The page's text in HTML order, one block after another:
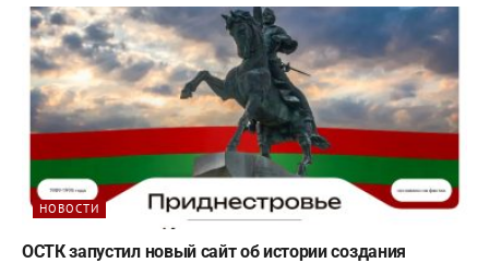
НОВОСТИ
ОСТК запустил новый сайт об истории создания